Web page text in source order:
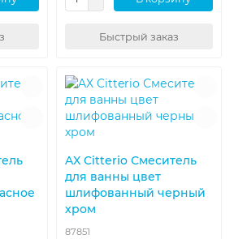
Быстрый заказ
AX Citterio Смеситель
для ванны цвет
шлифованный черный
хром
87851